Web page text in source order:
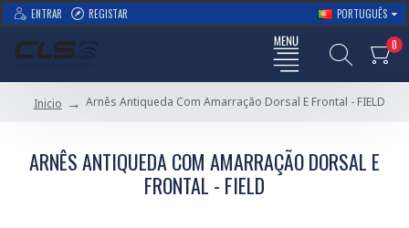
ENTRAR REGISTAR PORTUGUÊS
0
Inicio Arnês Antiqueda Com Amarração Dorsal E Frontal - FIELD
ARNÊS ANTIQUEDA COM AMARRAÇÃO DORSAL E
FRONTAL - FIELD